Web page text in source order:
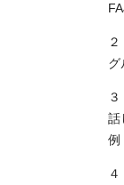
グ
話
例